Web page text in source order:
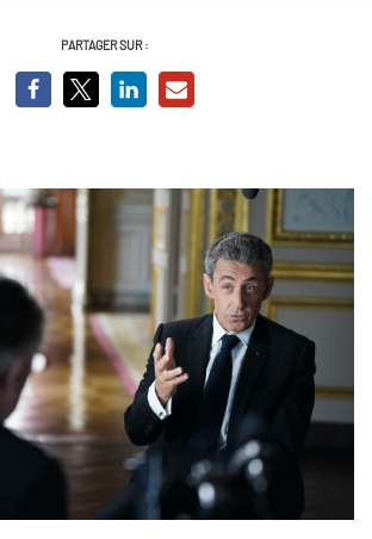
PARTAGER SUR :